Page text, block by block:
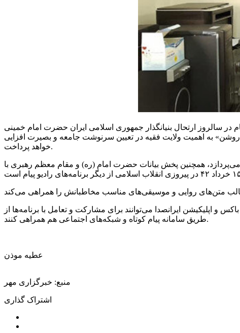
در سالروز ارتحال بنیانگذار جمهوری اسلامی ایران حضرت امام خمینی
روشن» به اهمیت ولایت فقیه در تعیین سرنوشت جامعه و بصیرت افزایی
خواهد پرداخت.
به اهمیت و ابعاد قیام ۱۵ خرداد می‌پردازد، همچنین پخش بیانات حضرت امام (ره) و مقام معظم رهبری با
پیام
باکس و اپلیکیشن ایرانصدا می‌توانند برای مشارکت و تعامل با برنامه‌ها از
طریق سامانه پیام کوتاه و شبکه‌های اجتماعی هم همراهی کنند.
عطیه موذن
منبع: خبرگزاری مهر
اشتراک گذاری